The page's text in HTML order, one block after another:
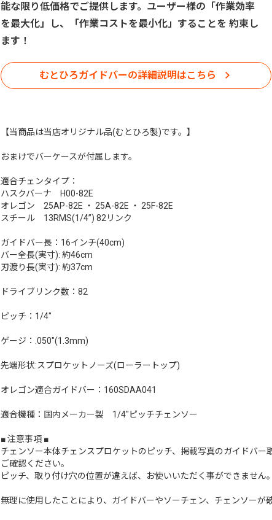
能な限り低価格でご提供します。ユーザー様の「作業効率
を最大化」し、「作業コストを最小化」することを 約束し
ます！
むとひろガイドバーの詳細説明はこちら
【当商品は当店オリジナル品(むとひろ製)です。】
おまけでバーケースが付属します。
適合チェンタイプ：
ハスクバーナ H00-82E
オレゴン 25AP-82E ・ 25A-82E ・ 25F-82E
スチール 13RMS(1/4”) 82リンク
ガイドバー長：16インチ(40cm)
バー全長(実寸): 約46cm
刃渡り長(実寸): 約37cm
ドライブリンク数：82
ピッチ：1/4"
ゲージ：.050"(1.3mm)
先端形状:スプロケットノーズ(ローラートップ)
オレゴン適合ガイドバー：160SDAA041
適合機種：国内メーカー製 1/4"ピッチチェンソー
■ 注意事項 ■
チェンソー本体チェンスプロケットのピッチ、掲載写真のガイドバ
ご確認ください。
ピッチ、取り付け穴の位置が違えば、お使いいただく事ができません。
無理に使用したことにより、ガイドバーやソーチェン、チェンソーが